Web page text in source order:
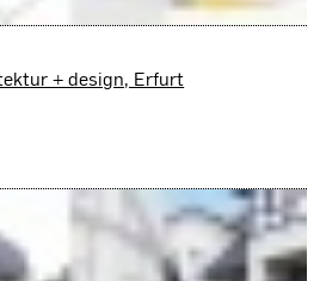
+ design, Erfurt